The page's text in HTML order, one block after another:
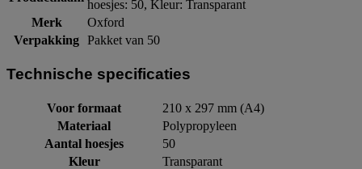
hoesjes: 50, Kleur: Transparant
Merk
Oxford
Verpakking Pakket van 50
Technische specificaties
Voor formaat
210 x 297 mm (A4)
Materiaal
Polypropyleen
Aantal hoesjes
50
Kleur
Transparant